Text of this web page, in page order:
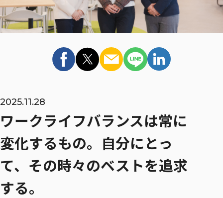
新卒採用マイページ/ログイン
キャリア登録
2025.11.28
ワークライフバランスは常に
変化するもの。 自分にとっ
て、その時々のベストを追求
する。